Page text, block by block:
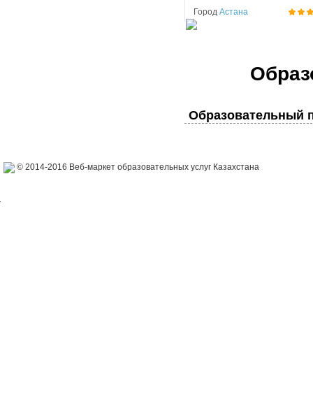
Город Астана
Образовательный
© 2014-2016 Веб-маркет образовательных услуг Казахстана